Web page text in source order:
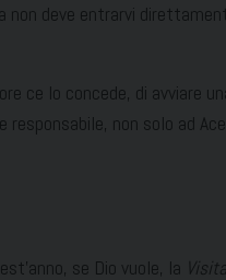
non deve entrarvi
ce lo concede, di avviare
responsabile, non solo ad
se Dio vuole, la